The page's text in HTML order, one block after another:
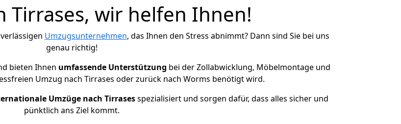
Tirrases, wir helfen Ihnen!
Umzugsunternehmen, das Ihnen den Stress abnimmt? Dann sind Sie bei uns
genau richtig!
bieten Ihnen umfassende Unterstützung bei der Zollabwicklung, Möbelmontage und
Umzug nach Tirrases oder zurück nach Worms benötigt wird.
Umzüge nach Tirrasesspezialisiert und sorgen dafür, dass alles sicher und
pünktlich ans Ziel kommt.